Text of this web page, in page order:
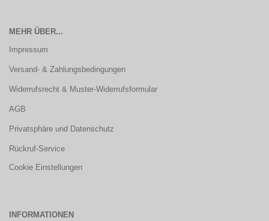
MEHR ÜBER...
Impressum
Versand- & Zahlungsbedingungen
Widerrufsrecht & Muster-Widerrufsformular
AGB
Privatsphäre und Datenschutz
Rückruf-Service
Cookie Einstellungen
INFORMATIONEN